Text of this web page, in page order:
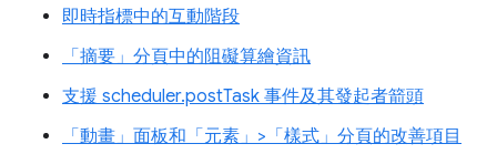
即時指標中的互動階段
「摘要」分頁中的阻礙算繪資訊
支援 scheduler.postTask 事件及其發起者箭頭
「動畫」面板和「元素」>「樣式」分頁的改善項目